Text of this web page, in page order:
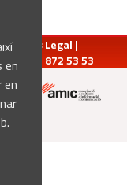
en
en
Avís Legal |
93 872 53 53